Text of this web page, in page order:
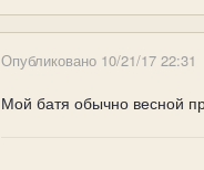
Опубликовано 10/21/17 22:31
Мой батя обычно весной